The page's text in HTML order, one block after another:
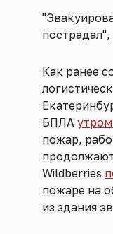
Как ранее
БПЛА утром
пожар,
Wildberries
пожаре на
из здания